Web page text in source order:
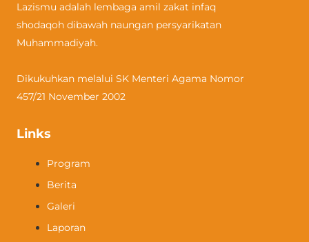
Lazismu adalah lembaga amil zakat infaq
shodaqoh dibawah naungan persyarikatan
Muhammadiyah.
Dikukuhkan melalui SK Menteri Agama Nomor
457/21 November 2002
Links
Program
Berita
Galeri
Laporan